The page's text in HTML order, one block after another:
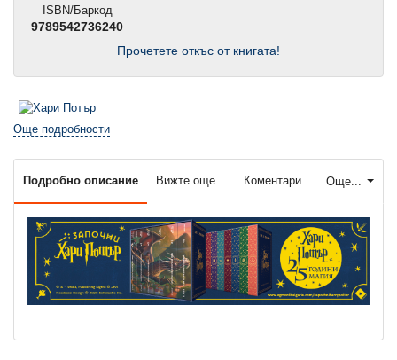
ISBN/Баркод
9789542736240
Прочетете откъс от книгата!
Още подробности
Още...
Подробно описание Вижте още... Коментари